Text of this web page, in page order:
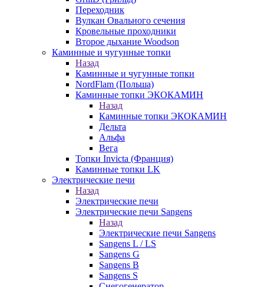
Переходник
Вулкан Овального сечения
Кровельные проходники
Второе дыхание Woodson
Каминные и чугунные топки
Назад
Каминные и чугунные топки
NordFlam (Польша)
Каминные топки ЭКОКАМИН
Назад
Каминные топки ЭКОКАМИН
Дельта
Альфа
Вега
Топки Invicta (Франция)
Каминные топки LK
Электрические печи
Назад
Электрические печи
Электрические печи Sangens
Назад
Электрические печи Sangens
Sangens L / LS
Sangens G
Sangens B
Sangens S